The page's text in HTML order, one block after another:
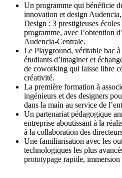
Un programme qui bénéficie
innovation et design
Design : 3 prestigieuses
programme, avec l’obtention
Audencia-Centrale.
Le Playground, véritable bac à
étudiants d’imaginer et
de coworking qui laisse libre
créativité.
La première formation à
ingénieurs et des designers
dans la main au service de
Un partenariat pédagogique
entreprise aboutissant à la
à la collaboration des
Une familiarisation avec les
technologiques les plus
prototypage rapide,